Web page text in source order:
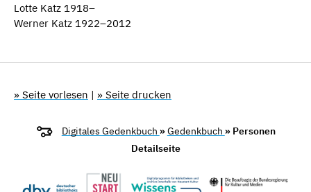
Lotte Katz 1918–
Werner Katz 1922–2012
» Seite vorlesen | » Seite drucken
Digitales Gedenkbuch »Gedenkbuch » Personen
Detailseite